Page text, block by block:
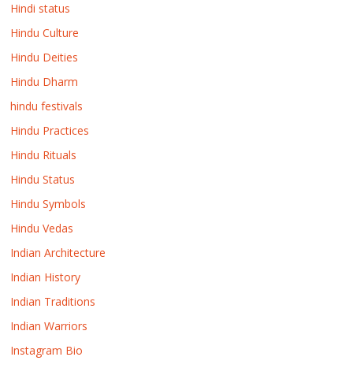
Hindi status
Hindu Culture
Hindu Deities
Hindu Dharm
hindu festivals
Hindu Practices
Hindu Rituals
Hindu Status
Hindu Symbols
Hindu Vedas
Indian Architecture
Indian History
Indian Traditions
Indian Warriors
Instagram Bio